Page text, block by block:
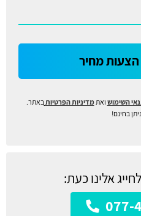
הצעות מחיר
השימוש ואתמדיניות הפרטיות באתר.
בחינם!
אלינו כעת:
077-